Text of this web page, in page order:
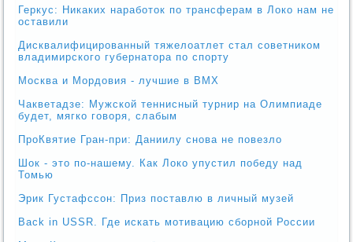
Геркус: Никаких наработок по трансферам в Локо нам не
оставили
Дисквалифицированный тяжелоатлет стал советником
владимирского губернатора по спорту
Москва и Мордовия - лучшие в ВМХ
Чакветадзе: Мужской теннисный турнир на Олимпиаде
будет, мягко говоря, слабым
ПроКвятие Гран-при: Даниилу снова не повезло
Шок - это по-нашему. Как Локо упустил победу над
Томью
Эрик Густафссон: Приз поставлю в личный музей
Back in USSR. Где искать мотивацию сборной России